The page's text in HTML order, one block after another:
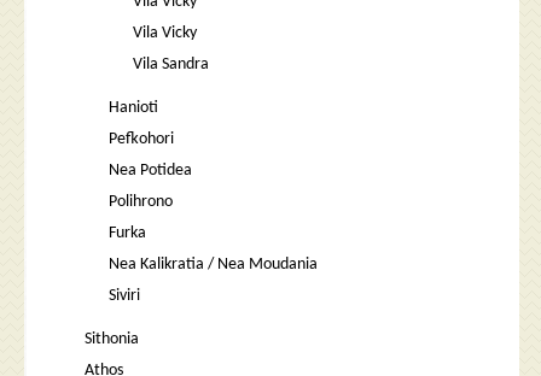
Vila Vicky
Vila Sandra
Hanioti
Pefkohori
Nea Potidea
Polihrono
Furka
Nea Kalikratia / Nea Moudania
Siviri
Sithonia
Athos